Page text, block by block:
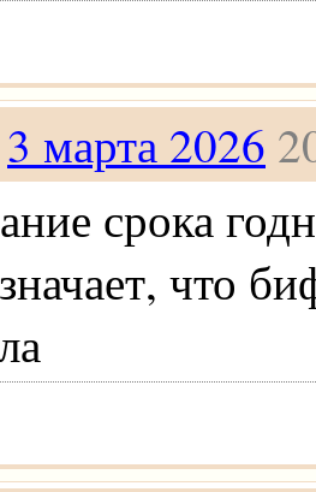
3 марта 2026
срока
что